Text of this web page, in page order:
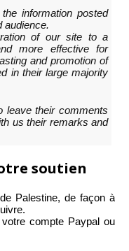
information posted
audience.
of our site to a
more effective for
and promotion of
in their large majority
leave their comments
us their remarks and
soutien
Palestine, de façon à
compte Paypal ou